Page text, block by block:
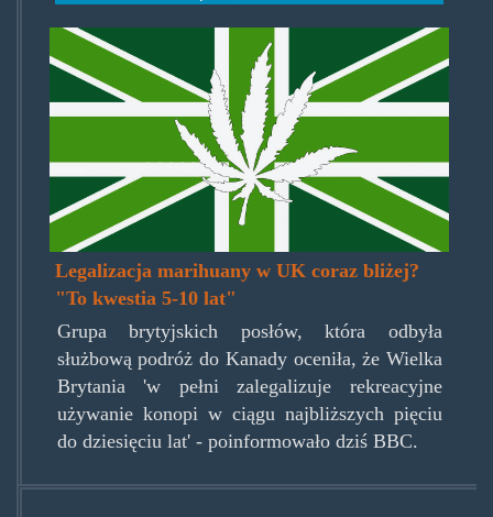
ukmjflagreen.jpg
Legalizacja marihuany w UK coraz bliżej?
"To kwestia 5-10 lat"
Grupa brytyjskich posłów, która odbyła
służbową podróż do Kanady oceniła, że Wielka
Brytania 'w pełni zalegalizuje rekreacyjne
używanie konopi w ciągu najbliższych pięciu
do dziesięciu lat' - poinformowało dziś BBC.